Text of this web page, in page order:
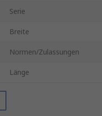
Serie
Breite
Normen/Zulassungen
Länge